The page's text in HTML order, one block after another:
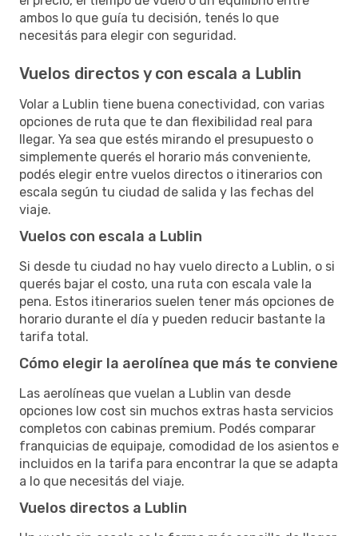
ambos lo que guía tu decisión, tenés lo que
necesitás para elegir con seguridad.
Vuelos directos y con escala a Lublin
Volar a Lublin tiene buena conectividad, con varias
opciones de ruta que te dan flexibilidad real para
llegar. Ya sea que estés mirando el presupuesto o
simplemente querés el horario más conveniente,
podés elegir entre vuelos directos o itinerarios con
escala según tu ciudad de salida y las fechas del
viaje.
Vuelos con escala a Lublin
Si desde tu ciudad no hay vuelo directo a Lublin, o si
querés bajar el costo, una ruta con escala vale la
pena. Estos itinerarios suelen tener más opciones de
horario durante el día y pueden reducir bastante la
tarifa total.
Cómo elegir la aerolínea que más te conviene
Las aerolíneas que vuelan a Lublin van desde
opciones low cost sin muchos extras hasta servicios
completos con cabinas premium. Podés comparar
franquicias de equipaje, comodidad de los asientos e
incluidos en la tarifa para encontrar la que se adapta
a lo que necesitás del viaje.
Vuelos directos a Lublin